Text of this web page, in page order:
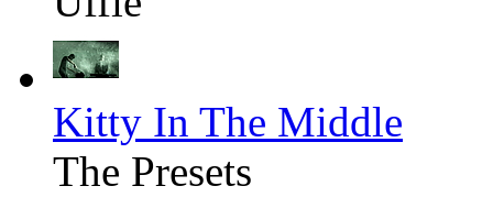
Kitty In The Middle
The Presets